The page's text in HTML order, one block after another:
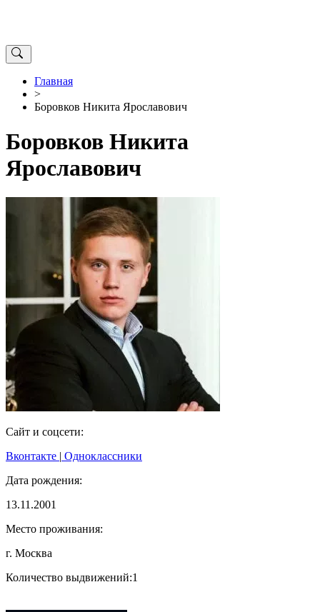
Главная
>
Боровков Никита Ярославович
Боровков Никита
Ярославович
Сайт и соцсети:
Вконтакте | Одноклассники
Дата рождения:
13.11.2001
Место проживания:
г. Москва
Количество выдвижений:1